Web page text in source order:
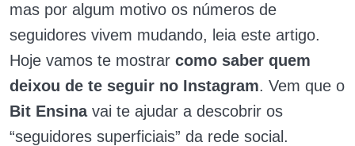
mas por algum motivo os números de
seguidores vivem mudando, leia este artigo.
Hoje vamos te mostrar como saber quem
deixou de te seguir no Instagram. Vem que o
Bit Ensinavai te ajudar a descobrir os
“seguidores superficiais” da rede social.